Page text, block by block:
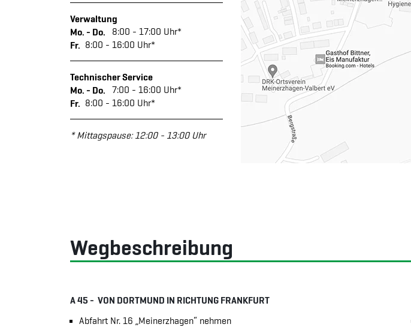
Verwaltung
Mo. - Do.
8:00 - 17:00 Uhr*
Fr. 8:00 - 16:00 Uhr*
Technischer Service
Mo. - Do.
7:00 - 16:00 Uhr*
Fr. 8:00 - 16:00 Uhr*
* Mittagspause: 12:00 - 13:00 Uhr
Wegbeschreibung
A 45 - VON DORTMUND IN RICHTUNG FRANKFURT
Abfahrt Nr. 16 „Meinerzhagen“ nehmen